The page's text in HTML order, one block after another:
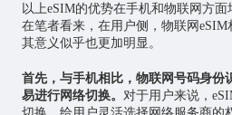
以上eSIM的优势在手机和物联网方面
在笔者看来，在用户侧，物联网eSIM
其意义似乎也更加明显。
首先，与手机相比，物联网号码身份
易进行网络切换。 对于用户来说，